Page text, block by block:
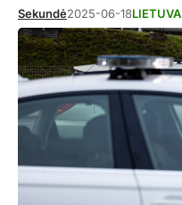
Sekundė2025-06-18LIETUVA